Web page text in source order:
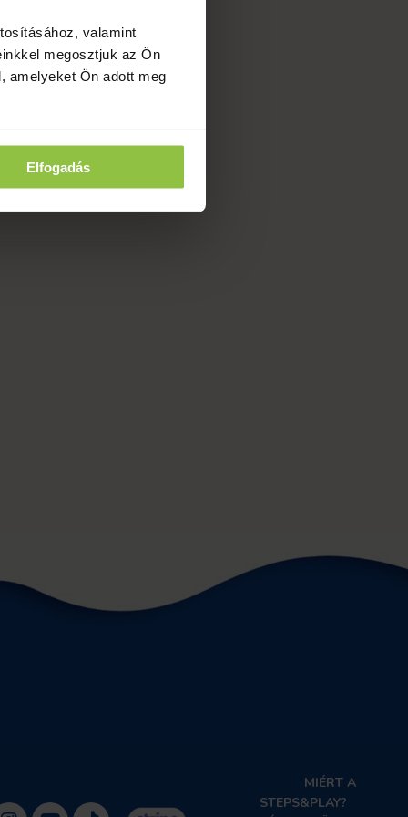
valamint
megosztjuk az Ön
amelyeket Ön adott meg
Elfogadás
MIÉRT A
STEPS&PLAY?